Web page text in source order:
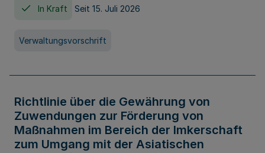
In Kraft Seit 15. Juli 2026
Verwaltungsvorschrift
Richtlinie über die Gewährung von
Zuwendungen zur Förderung von
Maßnahmen im Bereich der Imkerschaft
zum Umgang mit der Asiatischen